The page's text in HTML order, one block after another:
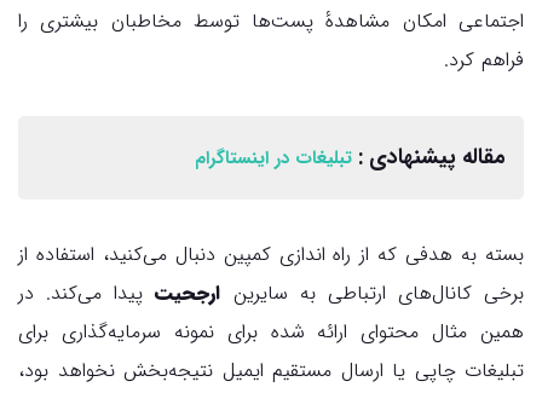
اجتماعی امکان مشاهدهٔ پست‌ها توسط مخاطبان بیشتری را
فراهم کرد.
مقاله پیشنهادی : تبلیغات در اینستاگرام
بسته به هدفی که از راه اندازی کمپین دنبال می‌کنید، استفاده از
برخی کانال‌های ارتباطی به سایرین ارجحیتپیدا می‌کند. در
همین مثال محتوای ارائه شده برای نمونه سرمایه‌گذاری برای
تبلیغات چاپی یا ارسال مستقیم ایمیل نتیجه‌بخش نخواهد بود،